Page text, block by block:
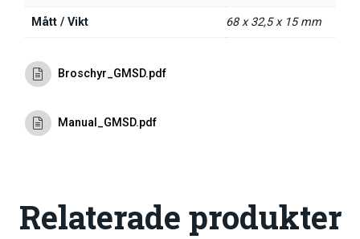
Mått / Vikt 68 x 32,5 x 15 mm
Broschyr_GMSD.pdf
Manual_GMSD.pdf
Relaterade produkter